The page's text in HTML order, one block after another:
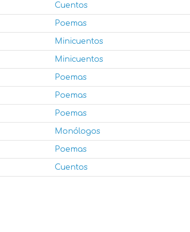
Cuentos
Poemas
Minicuentos
Minicuentos
Poemas
Poemas
Poemas
Monólogos
Poemas
Cuentos